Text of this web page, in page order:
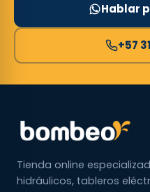
Hablar
+57
Tienda online
hidráulicos, tableros